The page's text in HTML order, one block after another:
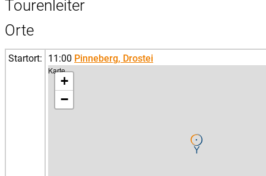
Tourenleiter
Orte
Startort: 11:00 Pinneberg, Drostei
Karte
+
−